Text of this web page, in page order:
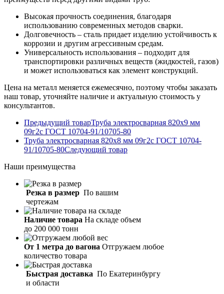
Высокая прочность соединения, благодаря
использованию современных методов сварки.
Долговечность – сталь придает изделию устойчивость к
коррозии и другим агрессивным средам.
Универсальность использования – подходит для
транспортировки различных веществ (жидкостей, газов)
и может использоваться как элемент конструкций.
Цена на металл меняется ежемесячно, поэтому чтобы заказать
наш товар, уточняйте наличие и актуальную стоимость у
консультантов.
Предыдущий товарТруба электросварная 820х9 мм
09г2с ГОСТ 10704-91/10705-80
Труба электросварная 820х8 мм 09г2с ГОСТ 10704-
91/10705-80Следующий товар
Наши преимущества
Резка в размер По вашим
чертежам
Наличие товара На складе объем
до 200 000 тонн
От 1 метра до вагона Отгружаем любое
количество товара
Быстрая доставка По Екатеринбургу
и области